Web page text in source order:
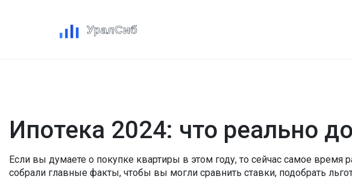
Ипотека 2024: что реально
Если вы думаете о покупке квартиры в этом году, то сейчас самое
собрали главные факты, чтобы вы могли сравнить ставки, подобрать